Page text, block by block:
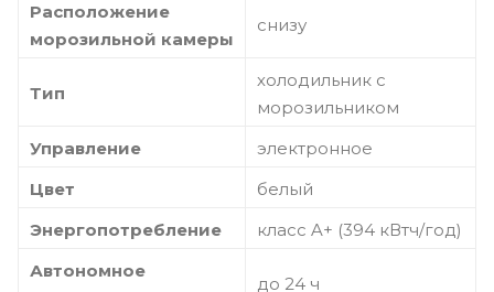
Расположение
морозильной камеры
снизу
Тип
холодильник с
морозильником
Управление
электронное
Цвет
белый
Энергопотребление
класс A+ (394 кВтч/год)
Автономное
до 24 ч